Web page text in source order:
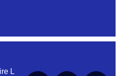
pour cette série pour
L